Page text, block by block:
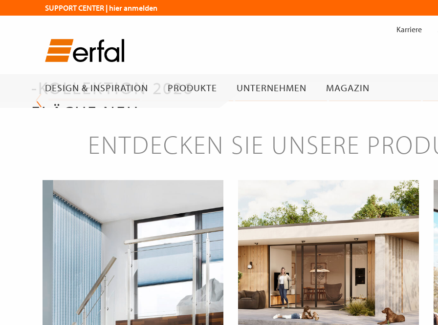
Inhalt
DESIGN & INSPIRATION PRODUKTE UNTERNEHMEN MAGAZIN
Karriere
SUPPORT CENTER | hier anmelden
DIE NEUE
FLÄCHENVORHANG
-KOLLEKTION 2026
FLÄCHE NEU
GEDACHT
erfal Magazin | Flächen mit Wirkung
ENTDECKEN SIE UNSERE